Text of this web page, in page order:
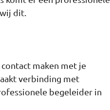
dit.
maken met je
verbinding met
begeleider in